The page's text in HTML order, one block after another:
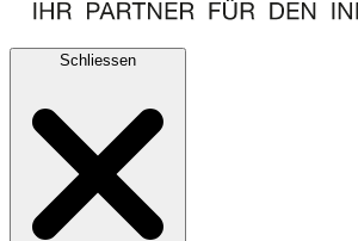
Schliessen